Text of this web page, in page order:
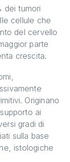
dei tumori
cellule che
del cervello
parte
crescita.
Originano
ai
gradi di
sulla base
istologiche